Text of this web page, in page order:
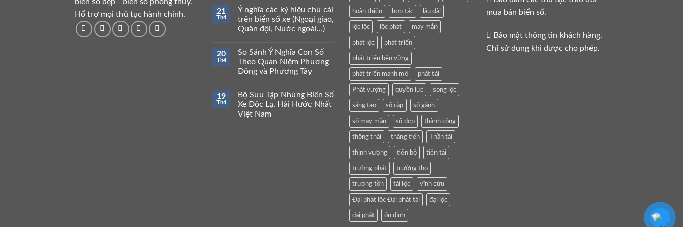
Hổ trợ mọi thủ tục hành chính.
21
Th4
Ý nghĩa các ký hiệu chữ cái
trên biển số xe (Ngoại giao,
Quân đội, Nước ngoài…)
20
Th4
So Sánh Ý Nghĩa Con Số
Theo Quan Niệm Phương
Đông và Phương Tây
19
Th4
Bộ Sưu Tập Những Biển Số
Xe Độc Lạ, Hài Hước Nhất
Việt Nam
hoàn thiện hợp tác lâu dài
lộc lộc lộc phát may mắn
phát lộc phát triển
phát triển bền vững
phát triển mạnh mẽ phát tài
Phát vượng quyền lực song lộc
sáng tạo số cặp số gánh
số may mắn số đẹp thành công
thông thái thăng tiến Thần tài
thịnh vượng tiến bộ tiền tài
trường phát trường thọ
trường tồn tài lộc vĩnh cửu
Đại phát lộc Đại phát tài đại lộc
đại phát ổn định
mua bán biển số.
Bảo mật thông tin khách hàng.
Chỉ sử dụng khi được cho phép.